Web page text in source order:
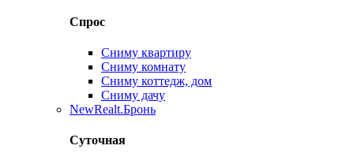
Спрос
Сниму квартиру
Сниму комнату
Сниму коттедж, дом
Сниму дачу
NewRealt.Бронь
Суточная